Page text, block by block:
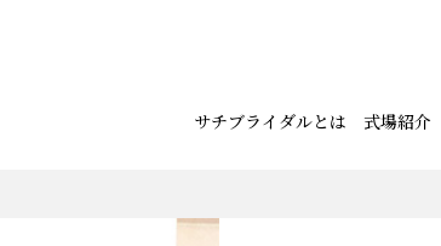
サチブライダルとは 式場紹介